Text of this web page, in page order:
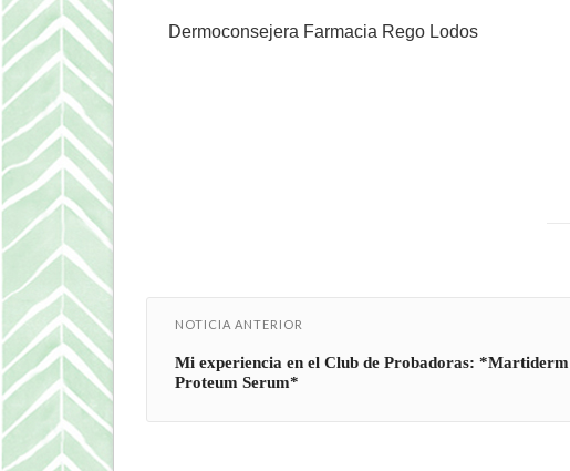
Dermoconsejera Farmacia Rego Lodos
NOTICIA ANTERIOR
Mi experiencia en el Club de Probadoras: *Martiderm
Proteum Serum*